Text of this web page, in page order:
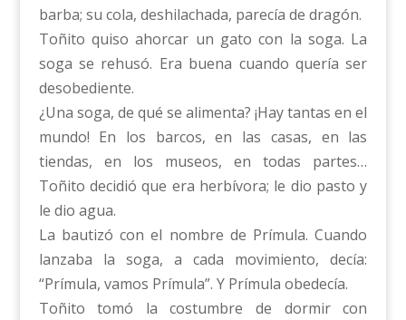
barba; su cola, deshilachada, parecía de dragón.
Toñito quiso ahorcar un gato con la soga. La
soga se rehusó. Era buena cuando quería ser
desobediente.
¿Una soga, de qué se alimenta? ¡Hay tantas en el
mundo! En los barcos, en las casas, en las
tiendas, en los museos, en todas partes…
Toñito decidió que era herbívora; le dio pasto y
le dio agua.
La bautizó con el nombre de Prímula. Cuando
lanzaba la soga, a cada movimiento, decía:
“Prímula, vamos Prímula”. Y Prímula obedecía.
Toñito tomó la costumbre de dormir con